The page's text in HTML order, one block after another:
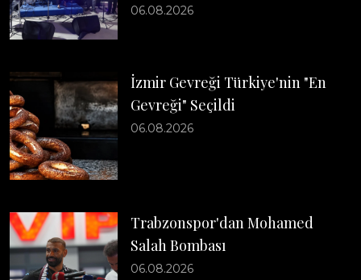
06.08.2026
İzmir Gevreği Türkiye'nin "En
Gevreği" Seçildi
06.08.2026
Trabzonspor'dan Mohamed
Salah Bombası
06.08.2026